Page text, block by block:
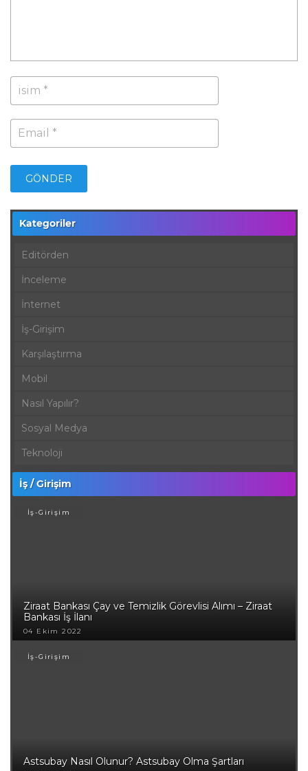
Kategoriler
Editörden
İnceleme
İnternet
İş-Girişim
Karşılaştırma
Mobil
Nasıl Yapılır?
Sosyal Medya
Teknoloji
İş / Girişim
İş-Girişim
Ziraat Bankası Çay ve Temizlik Görevlisi Alımı – Ziraat
Bankası İş İlanı
04 Ekim 2022
İş-Girişim
Astsubay Nasıl Olunur? Astsubay Olma Şartları